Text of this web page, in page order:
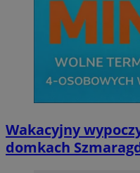
Wakacyjny
domkach